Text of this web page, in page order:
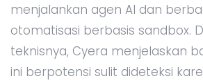
menjalankan agen AI dan
otomatisasi berbasis sandbox.
teknisnya, Cyera menjelaskan
ini berpotensi sulit dideteksi